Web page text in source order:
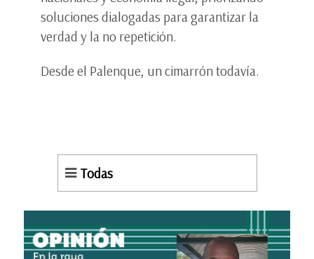
soluciones dialogadas para garantizar la
verdad y la no repetición.
Desde el Palenque, un cimarrón todavía.
Todas